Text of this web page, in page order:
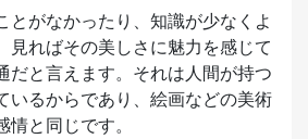
とがなかったり、知識が少なくよ
見ればその美しさに魅力を感じて
だと言えます。それは人間が持つ
いるからであり、絵画などの美術
と同じです。